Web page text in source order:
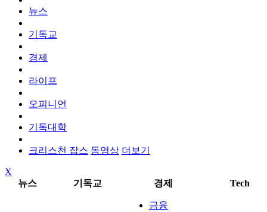
뉴스
기독교
경제
라이프
오피니언
기독대학
크리스천 잡스 동영상 더보기
X
뉴스
기독교 경제 Tech
금융